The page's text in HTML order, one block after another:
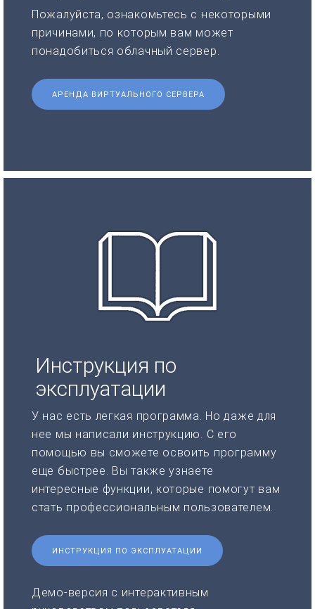
Пожалуйста, ознакомьтесь с некоторыми
причинами, по которым вам может
понадобиться облачный сервер.
АРЕНДА ВИРТУАЛЬНОГО СЕРВЕРА
Инструкция по
эксплуатации
У нас есть легкая программа. Но даже для
нее мы написали инструкцию. С его
помощью вы сможете освоить программу
еще быстрее. Вы также узнаете
интересные функции, которые помогут вам
стать профессиональным пользователем.
ИНСТРУКЦИЯ ПО ЭКСПЛУАТАЦИИ
Демо-версия с интерактивным